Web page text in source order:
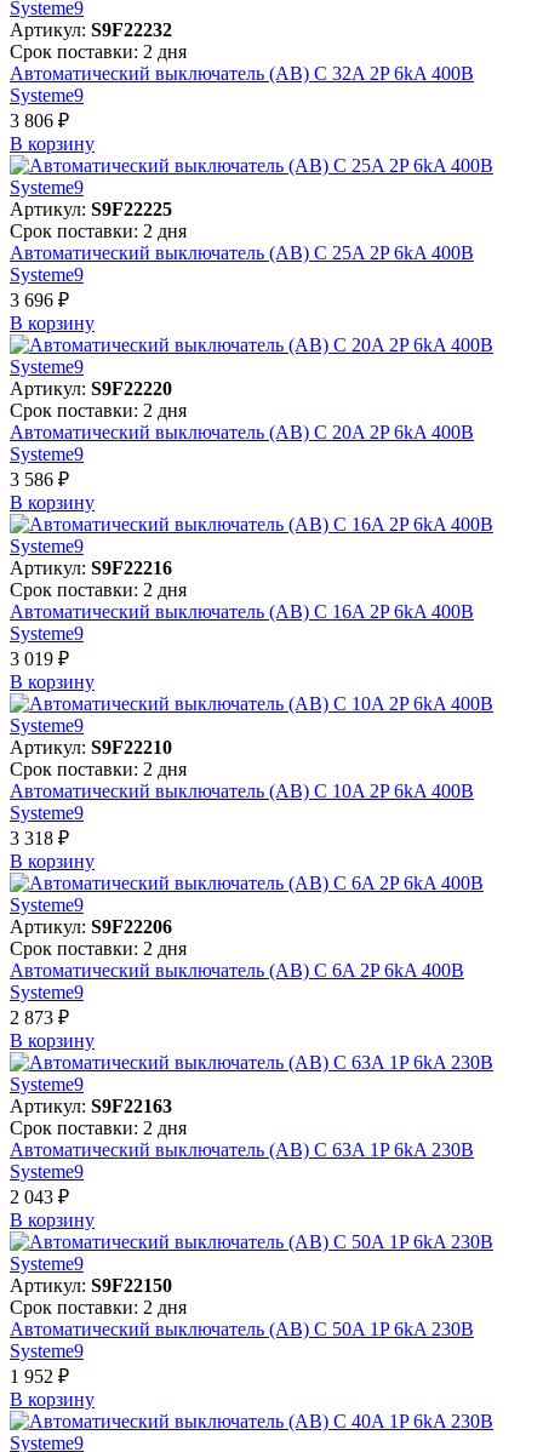
Артикул: S9F22232
Срок поставки: 2 дня
Автоматический выключатель (АВ) C 32A 2P 6kA 400В
Systeme9
3 806 ₽
В корзинy
Артикул: S9F22225
Срок поставки: 2 дня
Автоматический выключатель (АВ) C 25A 2P 6kA 400В
Systeme9
3 696 ₽
В корзинy
Артикул: S9F22220
Срок поставки: 2 дня
Автоматический выключатель (АВ) C 20A 2P 6kA 400В
Systeme9
3 586 ₽
В корзинy
Артикул: S9F22216
Срок поставки: 2 дня
Автоматический выключатель (АВ) C 16A 2P 6kA 400В
Systeme9
3 019 ₽
В корзинy
Артикул: S9F22210
Срок поставки: 2 дня
Автоматический выключатель (АВ) C 10A 2P 6kA 400В
Systeme9
3 318 ₽
В корзинy
Артикул: S9F22206
Срок поставки: 2 дня
Автоматический выключатель (АВ) C 6A 2P 6kA 400В
Systeme9
2 873 ₽
В корзинy
Артикул: S9F22163
Срок поставки: 2 дня
Автоматический выключатель (АВ) C 63A 1P 6kA 230В
Systeme9
2 043 ₽
В корзинy
Артикул: S9F22150
Срок поставки: 2 дня
Автоматический выключатель (АВ) C 50A 1P 6kA 230В
Systeme9
1 952 ₽
В корзинy